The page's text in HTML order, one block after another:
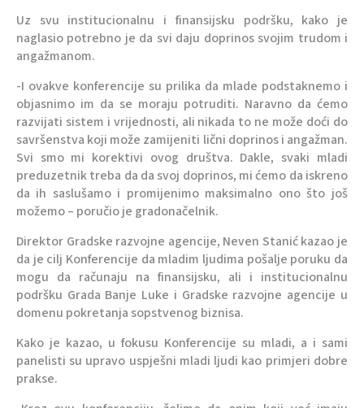
Uz svu institucionalnu i finansijsku podršku, kako je
naglasio potrebno je da svi daju doprinos svojim trudom i
angažmanom.
-I ovakve konferencije su prilika da mlade podstaknemo i
objasnimo im da se moraju potruditi. Naravno da ćemo
razvijati sistem i vrijednosti, ali nikada to ne može doći do
savršenstva koji može zamijeniti lični doprinos i angažman.
Svi smo mi korektivi ovog društva. Dakle, svaki mladi
preduzetnik treba da da svoj doprinos, mi ćemo da iskreno
da ih saslušamo i promijenimo maksimalno ono što još
možemo – poručio je gradonačelnik.
Direktor Gradske razvojne agencije, Neven Stanić kazao je
da je cilj Konferencije da mladim ljudima pošalje poruku da
mogu da računaju na finansijsku, ali i institucionalnu
podršku Grada Banje Luke i Gradske razvojne agencije u
domenu pokretanja sopstvenog biznisa.
Kako je kazao, u fokusu Konferencije su mladi, a i sami
panelisti su upravo uspješni mladi ljudi kao primjeri dobre
prakse.